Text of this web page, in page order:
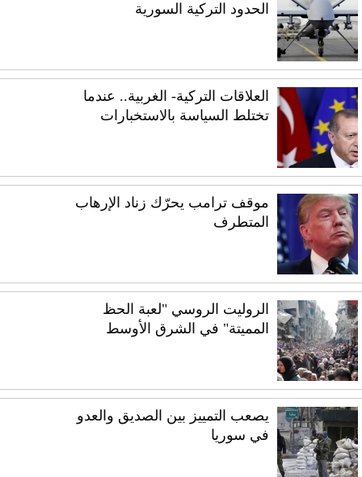
الحدود التركية السورية
العلاقات التركية- الغربية.. عندما
تختلط السياسة بالاستخبارات
موقف ترامب يحرّك زناد الإرهاب
المتطرف
الروليت الروسي "لعبة الحظ
المميتة" في الشرق الأوسط
يصعب التمييز بين الصديق والعدو
في سوريا